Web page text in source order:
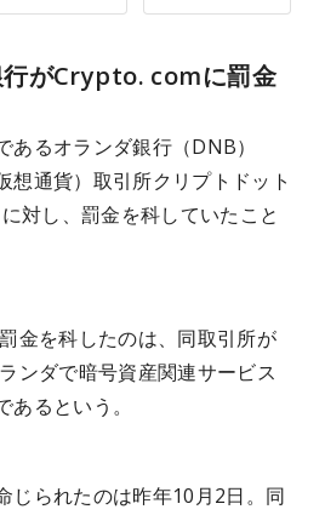
行がCrypto. comに罰金
あるオランダ銀行（DNB）
想通貨）取引所クリプトドット
対し、罰金を科していたこと
金を科したのは、同取引所が
ンダで暗号資産関連サービス
るという。
じられたのは昨年10月2日。同